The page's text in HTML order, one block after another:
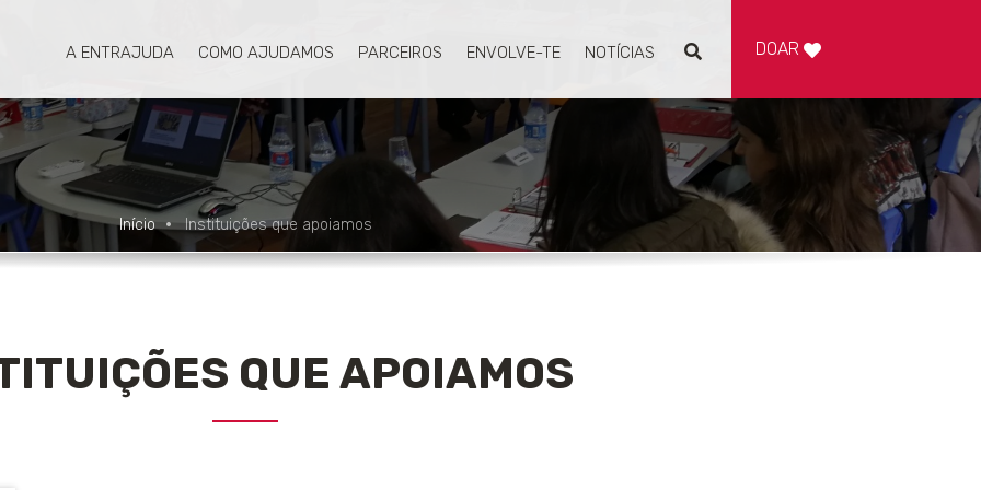
A ENTRAJUDA COMO AJUDAMOS PARCEIROS ENVOLVE-TE NOTÍCIAS DOAR
Início Instituições que apoiamos
QUE APOIAMOS